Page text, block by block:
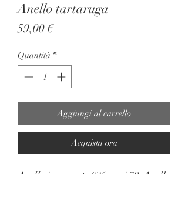
Anello tartaruga
59,00 €Prezzo
Quantità *
Aggiungi al carrello
Acquista ora
Anello in argento 925 anni 70. Anello